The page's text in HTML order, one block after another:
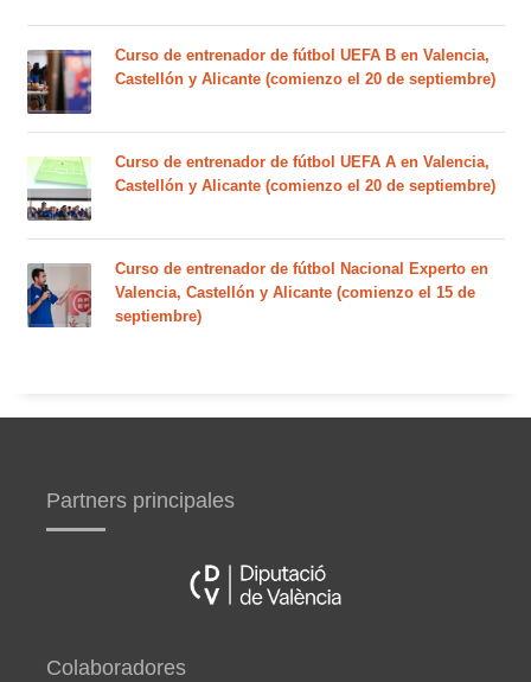
Curso de entrenador de fútbol UEFA B en Valencia,
Castellón y Alicante (comienzo el 20 de septiembre)
Curso de entrenador de fútbol UEFA A en Valencia,
Castellón y Alicante (comienzo el 20 de septiembre)
Curso de entrenador de fútbol Nacional Experto en
Valencia, Castellón y Alicante (comienzo el 15 de
septiembre)
Partners principales
Colaboradores